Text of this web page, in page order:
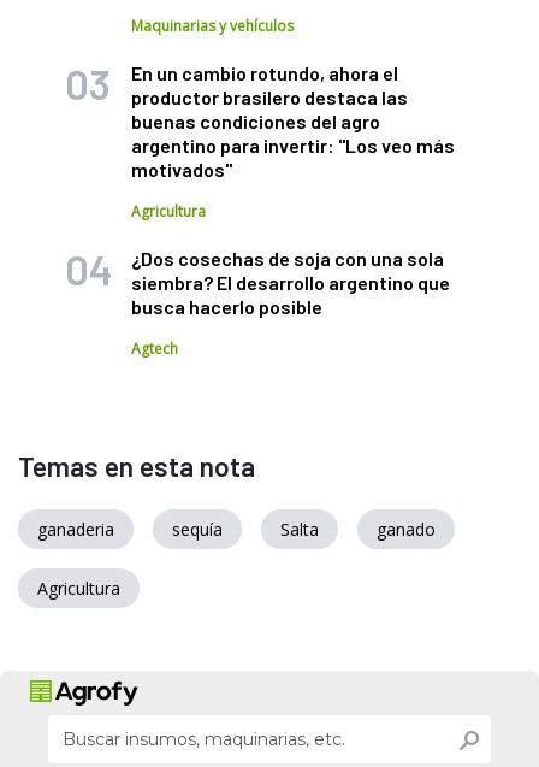
Maquinarias y vehículos
En un cambio rotundo, ahora el
productor brasilero destaca las
buenas condiciones del agro
argentino para invertir: "Los veo más
motivados"
Agricultura
¿Dos cosechas de soja con una sola
siembra? El desarrollo argentino que
busca hacerlo posible
Agtech
Temas en esta nota
ganaderia sequía Salta ganado
Agricultura